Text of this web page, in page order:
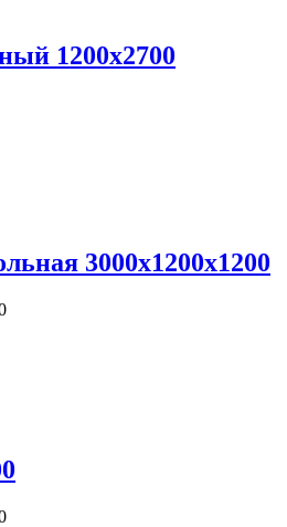
1200х2700
3000х1200х1200